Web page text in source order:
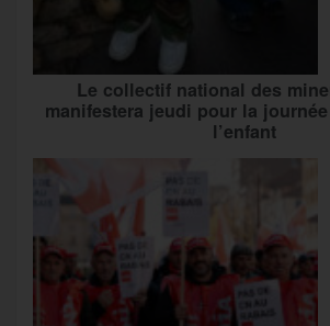
Le collectif national des
manifestera jeudi pour la
l’enfant